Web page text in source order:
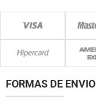
FORMAS DE ENVIO